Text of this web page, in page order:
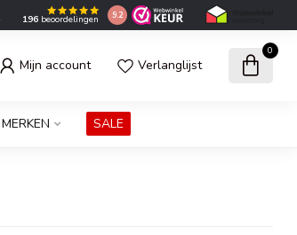
196 beoordelingen 9.2
Mijn account Verlanglijst
0
MERKEN SALE